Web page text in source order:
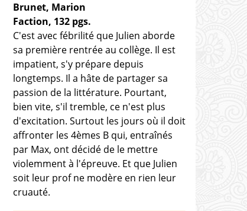
Brunet, Marion
Faction, 132 pgs.
C'est avec fébrilité que Julien aborde
sa première rentrée au collège. Il est
impatient, s'y prépare depuis
longtemps. Il a hâte de partager sa
passion de la littérature. Pourtant,
bien vite, s'il tremble, ce n'est plus
d'excitation. Surtout les jours où il doit
affronter les 4èmes B qui, entraînés
par Max, ont décidé de le mettre
violemment à l'épreuve. Et que Julien
soit leur prof ne modère en rien leur
cruauté.